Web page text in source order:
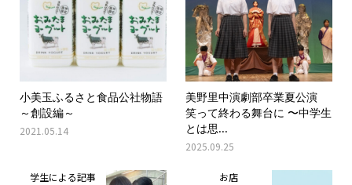
小美玉ふるさと食品公社物語
～創設編～
2021.05.14
美野里中演劇部卒業夏公演
笑って終わる舞台に 〜中学生
とは思...
2025.09.25
学生による記事 お店